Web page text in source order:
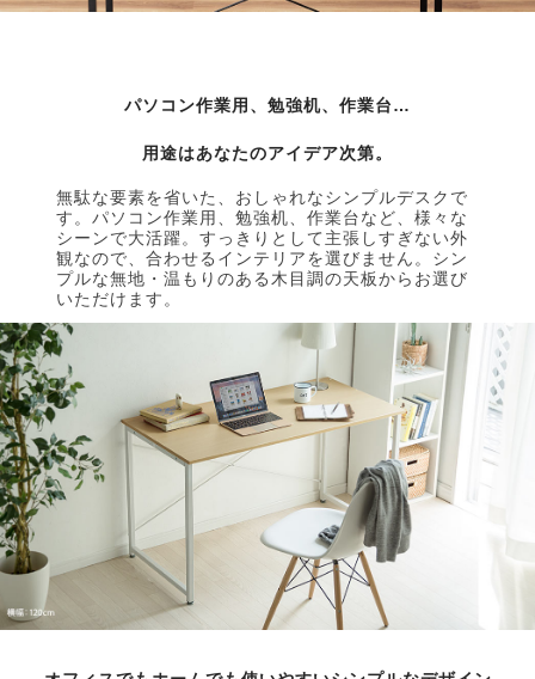
パソコン作業用、勉強机、作業台…
用途はあなたのアイデア次第。
無駄な要素を省いた、おしゃれなシンプルデスクで
す。パソコン作業用、勉強机、作業台など、様々な
シーンで大活躍。すっきりとして主張しすぎない外
観なので、合わせるインテリアを選びません。シン
プルな無地・温もりのある木目調の天板からお選び
いただけます。